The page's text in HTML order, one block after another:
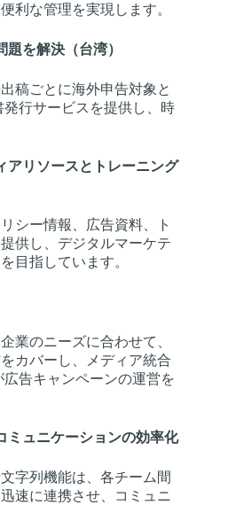
利な管理を実現します。
を解決（台湾）
稿ごとに海外申告対象と
行サービスを提供し、時
アリソースとトレーニング
シー情報、広告資料、ト
供し、デジタルマーケテ
目指しています。
業のニーズに合わせて、
カバーし、メディア統合
告キャンペーンの運営を
ミュニケーションの効率化
字列機能は、各チーム間
速に連携させ、コミュニ